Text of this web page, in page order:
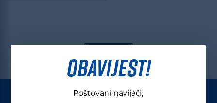
OBAVIJEST!
Poštovani navijači,